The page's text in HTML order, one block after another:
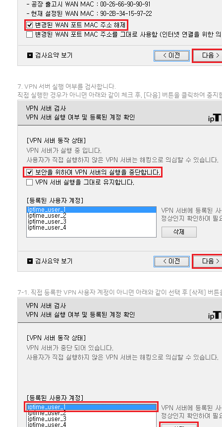
7. VPN 서버 실행 여부를 검사합니다.
직접 실행한 경우가 아니면 아래와 같이 체크 후, [다음] 버튼을 클릭하여 중지
7-1. 직접 등록한 VPN 사용자 계정이 아니면 아래와 같이 선택 후 [삭제] 버튼